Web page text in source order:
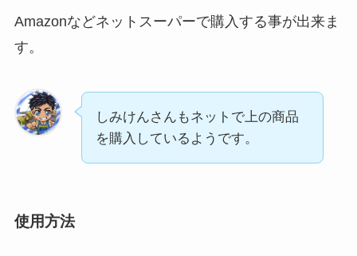
Amazonなどネットスーパーで購入する事が出来ま
す。
しみけんさんもネットで上の商品
を購入しているようです。
使用方法